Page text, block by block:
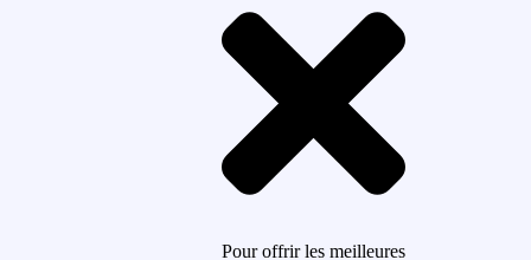
Pour offrir les meilleures